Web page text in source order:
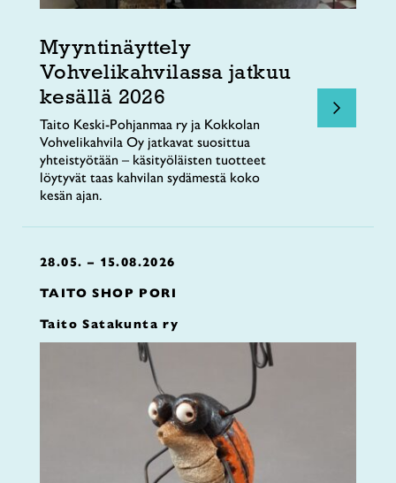
Myyntinäyttely
Vohvelikahvilassa jatkuu
kesällä 2026
Taito Keski-Pohjanmaa ry ja Kokkolan
Vohvelikahvila Oy jatkavat suosittua
yhteistyötään – käsityöläisten tuotteet
löytyvät taas kahvilan sydämestä koko
kesän ajan.
28.05. – 15.08.2026
TAITO SHOP PORI
Taito Satakunta ry